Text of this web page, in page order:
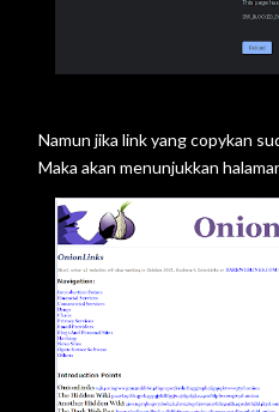
Namun jika link yang copykan
Maka akan menunjukkan